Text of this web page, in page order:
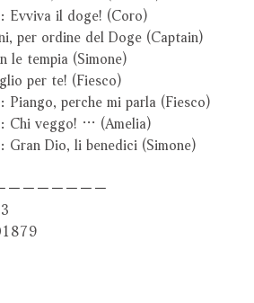
Evviva il doge! (Coro)
per ordine del Doge (Captain)
tempia (Simone)
per te! (Fiesco)
perche mi parla (Fiesco)
Chi veggo! … (Amelia)
Dio, li benedici (Simone)
－－－－－－－